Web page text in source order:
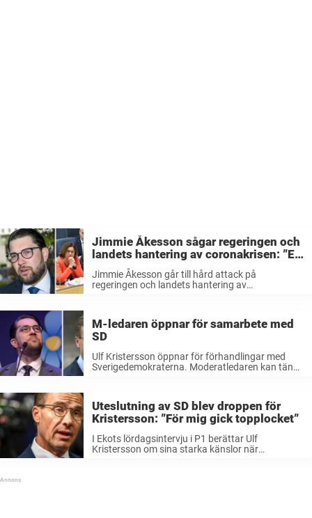
Jimmie Åkesson sågar regeringen och
landets hantering av coronakrisen: ”En
massaker” på äldre
Jimmie Åkesson går till hård attack på
regeringen och landets hantering av
försiktighetsprincipen. Man har inte utgått ...
M-ledaren öppnar för samarbete med
SD
Ulf Kristersson öppnar för förhandlingar med
Sverigedemokraterna. Moderatledaren kan tänka
Sverigedemokraterna. Men nu uppger ...
Uteslutning av SD blev droppen för
Kristersson: ”För mig gick topplocket”
I Ekots lördagsintervju i P1 berättar Ulf
Kristersson om sina starka känslor när